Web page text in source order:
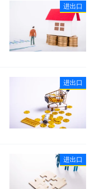
进出口
进出口
进出口